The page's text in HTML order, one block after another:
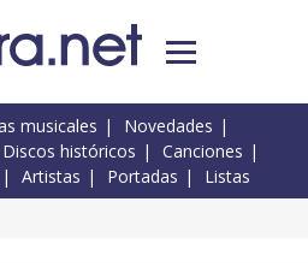
musicales
Novedades
Discos históricos
Canciones
Artistas Portadas Listas